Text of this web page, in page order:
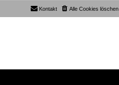
Alle Cookies löschen
Kontakt